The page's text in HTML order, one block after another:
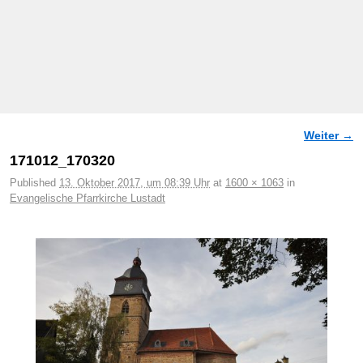
Weiter →
171012_170320
Published 13. Oktober 2017, um 08:39 Uhr at 1600 × 1063 in
Evangelische Pfarrkirche Lustadt